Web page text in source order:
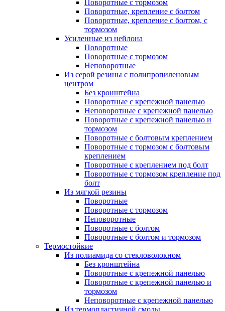
Поворотные с тормозом
Поворотные, крепление с болтом
Поворотные, крепление с болтом, с
тормозом
Усиленные из нейлона
Поворотные
Поворотные с тормозом
Неповоротные
Из серой резины с полипропиленовым
центром
Без кронштейна
Поворотные с крепежной панелью
Неповоротные с крепежной панелью
Поворотные с крепежной панелью и
тормозом
Поворотные с болтовым креплением
Поворотные с тормозом с болтовым
креплением
Поворотные с креплением под болт
Поворотные с тормозом крепление под
болт
Из мягкой резины
Поворотные
Поворотные с тормозом
Неповоротные
Поворотные с болтом
Поворотные с болтом и тормозом
Термостойкие
Из полиамида со стекловолокном
Без кронштейна
Поворотные с крепежной панелью
Поворотные с крепежной панелью и
тормозом
Неповоротные с крепежной панелью
Из термопластичной смолы